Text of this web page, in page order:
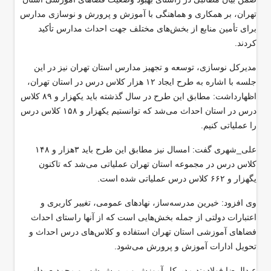
تهران، بر همکاری و هماهنگی با آموزش و پرورش و نوسازی مدارس
برای تأمین منابع از بخش‌های مختلف جهت احداث مدارس تأکید
کردند.
مدیرکل نوسازی، توسعه و تجهیز مدارس استان تهران نیز در این
جلسه با اشاره به طرح ایجاد ۱۲ هزار کلاس درس در استان تهران،
اظهارداشت: مطابق این طرح در سال گذشته باید یکهزار و ۸۹ کلاس
درس در استان احداث می‌شد که توانستیم یکهزار و ۱۵۸ کلاس درس
را عملیاتی کنیم.
علی_شهری گفت: امسال نیز مطابق این طرح باید ۳هزار و ۱۴۸
کلاس درس در مجموعه استان تهران عملیاتی می‌شد که تاکنون
یگهزار و ۶۶۲ کلاس درس عملیاتی شده است.
وی افزود: خیرین مدرسه‌ساز، نهادهای عمومی، تغییر کاربری و
اعتبارات دولتی از جمله بخش‌هایی است که از آنها راستای احداث
فضاهای آموزشی استان تهران استفاده و کلاس‌های درس احداث و
تحویل ادارات آموزش و پرورش می‌شود.